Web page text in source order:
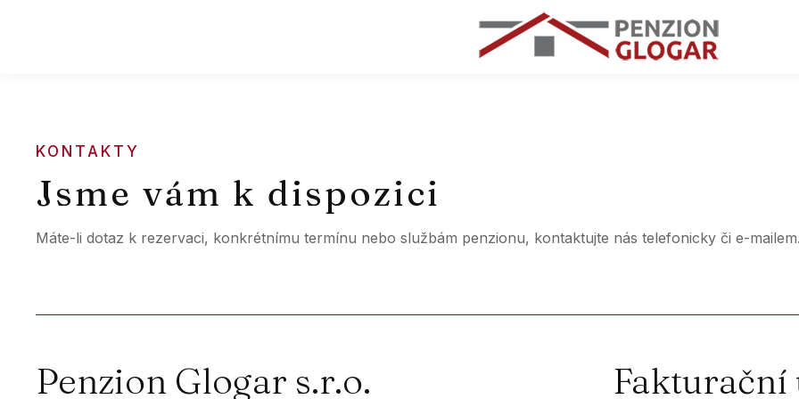
KONTAKTY
Jsme vám k dispozici
Máte-li dotaz k rezervaci, konkrétnímu termínu nebo službám penzionu, kontaktujte nás telefonicky či e-mailem.
Penzion Glogar s.r.o. Fakturační